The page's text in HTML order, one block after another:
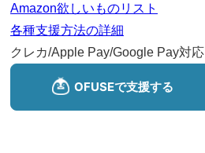
Amazon欲しいものリスト
各種支援方法の詳細
クレカ/Apple Pay/Google Pay対応